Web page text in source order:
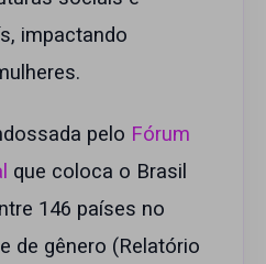
impactando
pelo Fórum
que coloca o Brasil
146 países no
de gênero (Relatório